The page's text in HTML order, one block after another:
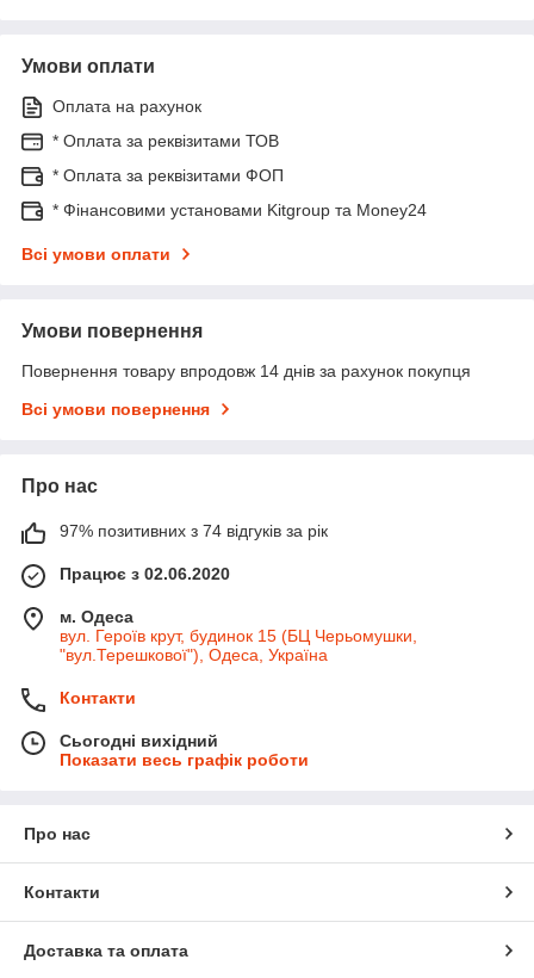
Умови оплати
Оплата на рахунок
* Оплата за реквізитами ТОВ
* Оплата за реквізитами ФОП
* Фінансовими установами Kitgroup та Money24
Всі умови оплати
Умови повернення
Повернення товару впродовж 14 днів за рахунок покупця
Всі умови повернення
Про нас
97% позитивних з 74 відгуків за рік
Працює з 02.06.2020
м. Одеса
вул. Героїв крут, будинок 15 (БЦ Черьомушки,
"вул.Терешкової"), Одеса, Україна
Контакти
Сьогодні вихідний
Показати весь графік роботи
Про нас
Контакти
Доставка та оплата